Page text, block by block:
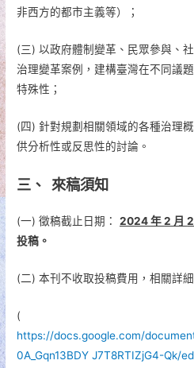
非西方的都市主義等）；
(三) 以政府體制變革、民眾參與、
治理變革案例，建構臺灣在不同議
特殊性；
(四) 針對規劃相關領域的各種治理
供分析性或反思性的討論。
三、 來稿須知
(一) 徵稿截止日期：2024年2 月
投稿。
(二) 本刊不收取投稿費用，相關詳
(
https://docs.google.com/
0A_Gqn13BDY J7T8RTIZjG4-Qk/